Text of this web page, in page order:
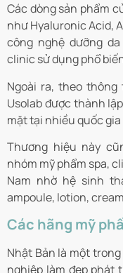
Các dòng sản phẩm
như Hyaluronic Acid,
công nghệ dưỡng
clinic sử dụng phổ
Ngoài ra, theo
Usolab được thành
mặt tại nhiều quốc
Thương hiệu này
nhóm mỹ phẩm spa,
Nam nhờ hệ sinh
ampoule, lotion,
Các hãng mỹ
Nhật Bản là một
nghiệp làm đẹp phát